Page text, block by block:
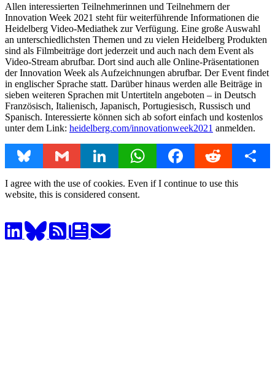
Allen interessierten Teilnehmerinnen und Teilnehmern der
Innovation Week 2021 steht für weiterführende Informationen die
Heidelberg Video-Mediathek zur Verfügung. Eine große Auswahl
an unterschiedlichsten Themen und zu vielen Heidelberg Produkten
sind als Filmbeiträge dort jederzeit und auch nach dem Event als
Video-Stream abrufbar. Dort sind auch alle Online-Präsentationen
der Innovation Week als Aufzeichnungen abrufbar. Der Event findet
in englischer Sprache statt. Darüber hinaus werden alle Beiträge in
sieben weiteren Sprachen mit Untertiteln angeboten – in Deutsch
Französisch, Italienisch, Japanisch, Portugiesisch, Russisch und
Spanisch. Interessierte können sich ab sofort einfach und kostenlos
unter dem Link: heidelberg.com/innovationweek2021 anmelden.
Bluesky Gmail LinkedIn WhatsAppFacebookReddit Share
I agree with the use of cookies. Even if I continue to use this
website, this is considered consent.